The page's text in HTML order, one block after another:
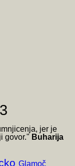
jer je
govor." Buharija
Glamoč